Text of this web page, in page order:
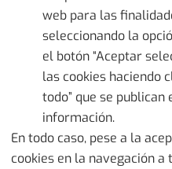
web para las
seleccionando la
el botón “Aceptar
las cookies haciendo
todo” que se
información.
En todo caso, pese a la
cookies en la navegación